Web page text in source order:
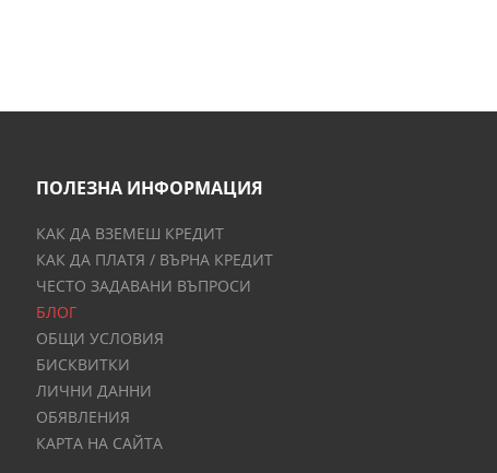
ПОЛЕЗНА ИНФОРМАЦИЯ
КАК ДА ВЗЕМЕШ КРЕДИТ
КАК ДА ПЛАТЯ / ВЪРНА КРЕДИТ
ЧЕСТО ЗАДАВАНИ ВЪПРОСИ
БЛОГ
ОБЩИ УСЛОВИЯ
БИСКВИТКИ
ЛИЧНИ ДАННИ
ОБЯВЛЕНИЯ
КАРТА НА САЙТА